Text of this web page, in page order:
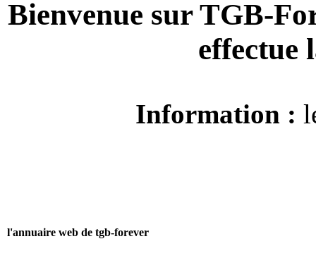
Bienvenue sur TGB-
Information :
l'annuaire web de tgb-forever